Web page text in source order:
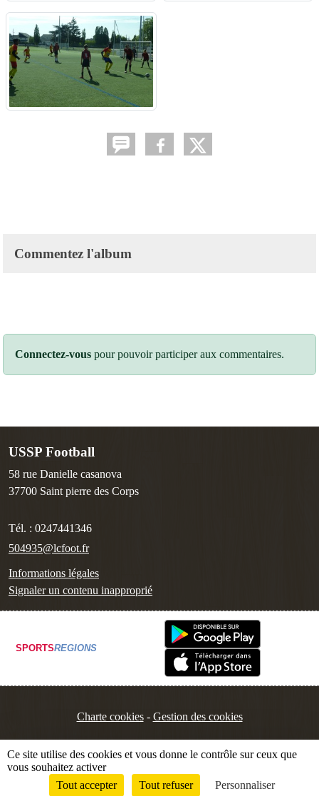
Commentez l'album
Connectez-vous pour pouvoir participer aux commentaires.
USSP Football
58 rue Danielle casanova
37700 Saint pierre des Corps
Tél. : 0247441346
504935@lcfoot.fr
Informations légales
Signaler un contenu inapproprié
SPORTSREGIONS
Charte cookies Gestion des cookies
Envie de participer ? Connexion
Ce site utilise des cookies et vous donne le contrôle sur ceux que
vous souhaitez activer
Tout accepter
Tout refuser Personnaliser